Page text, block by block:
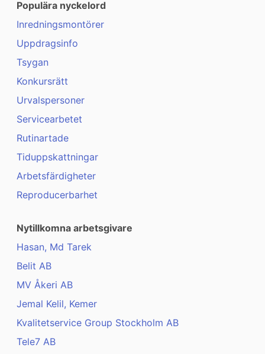
Populära nyckelord
Inredningsmontörer
Uppdragsinfo
Tsygan
Konkursrätt
Urvalspersoner
Servicearbetet
Rutinartade
Tiduppskattningar
Arbetsfärdigheter
Reproducerbarhet
Nytillkomna arbetsgivare
Hasan, Md Tarek
Belit AB
MV Åkeri AB
Jemal Kelil, Kemer
Kvalitetservice Group Stockholm AB
Tele7 AB